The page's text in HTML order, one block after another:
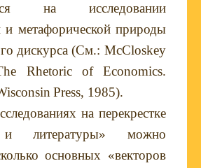
на
исследовании
и метафорической природы
дискурса (См.: McCloskey
Rhetoric of Economics.
Press, 1985).
на перекрестке
и литературы» можно
основных «векторов